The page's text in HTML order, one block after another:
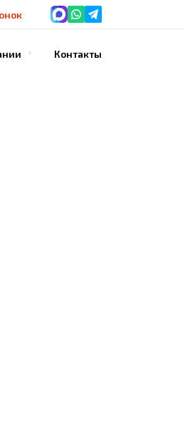
Контакты